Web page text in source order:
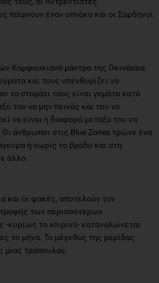
παίρνουν έναν υπνάκο και οι Σαρδηνοί
Κομφουκιανό μάντρα της Οκινάουα
και τους υπενθυμίζει να
το στομάχι τους είναι γεμάτο κατά
του να μην πεινάς και του να
να είναι η διαφορά μεταξύ του να
άνθρωποι στις Blue Zones τρώνε ένα
ή νωρίς το βράδυ και στη
άλλο.
και οι φακές, αποτελούν τον
των περισσότερων
-κυρίως το χοιρινό- καταναλώνεται
το μήνα. Το μέγεθος της μερίδας
μιας τράπουλας.